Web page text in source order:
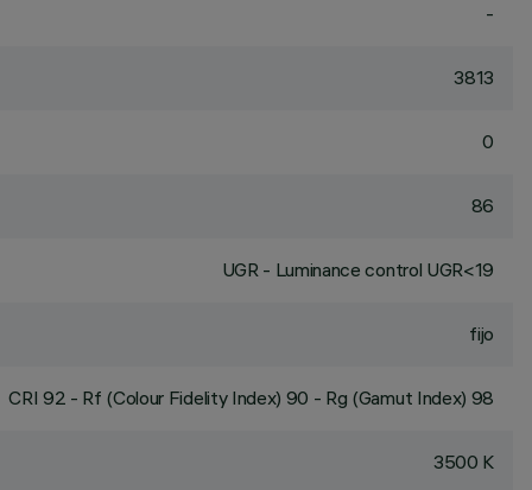
-
3813
0
86
UGR - Luminance control UGR<19
fijo
CRI 92 - Rf (Colour Fidelity Index) 90 - Rg (Gamut Index) 98
3500 K